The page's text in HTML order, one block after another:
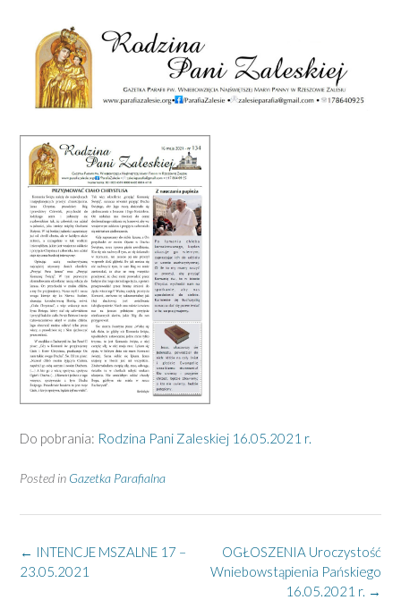
Do pobrania: Rodzina Pani Zaleskiej 16.05.2021 r.
Posted in Gazetka Parafialna
Post
navigation
OGŁOSZENIA Uroczystość
Wniebowstąpienia Pańskiego
16.05.2021 r. →
← INTENCJE MSZALNE 17 –
23.05.2021